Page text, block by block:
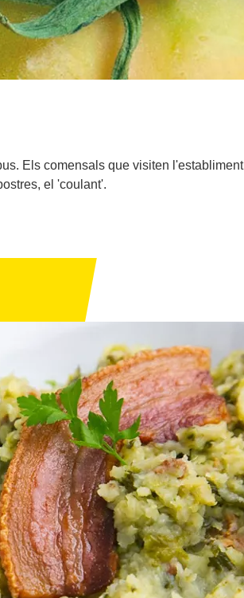
Els comensals que visiten l'establiment
el 'coulant'.